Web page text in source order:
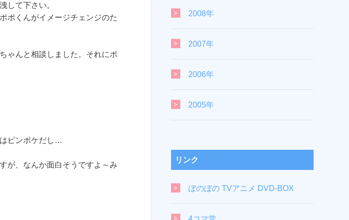
して下さい。
ポくんがイメージチェンジのた
ゃんと相談しました。それにポ
ピンボケだし…
が、なんか面白そうですよ～み
2008年
2007年
2006年
2005年
リンク
ぼのぼの TVアニメ DVD-BOX